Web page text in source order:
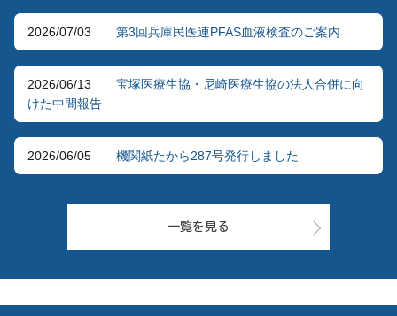
2026/07/03 第3回兵庫民医連PFAS血液検査のご案内
2026/06/13
宝塚医療生協・尼崎医療生協の法人合併に向
けた中間報告
2026/06/05 機関紙たから287号発行しました
一覧を見る